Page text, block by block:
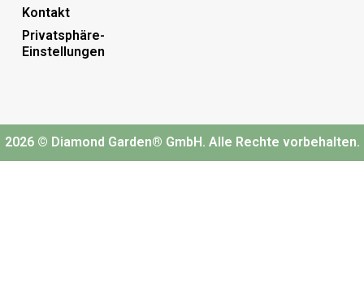
Kontakt
Privatsphäre-
Einstellungen
2026 © Diamond Garden® GmbH. Alle Rechte vorbehalten.